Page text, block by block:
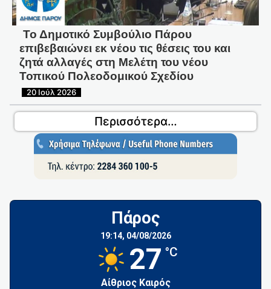
Το Δημοτικό Συμβούλιο Πάρου
επιβεβαιώνει εκ νέου τις θέσεις του και
ζητά αλλαγές στη Μελέτη του νέου
Τοπικού Πολεοδομικού Σχεδίου
20 Ιούλ 2026
Περισσότερα…
Πάρος
19:14, 04/08/2026
27 °C
Αίθριος Καιρός